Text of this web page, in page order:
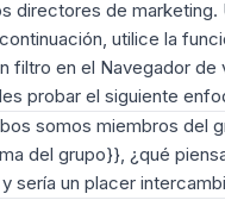
directores de marketing.
utilice la
filtro en el Navegador
probar el siguiente
somos miembros del
del grupo}}, ¿qué
sería un placer